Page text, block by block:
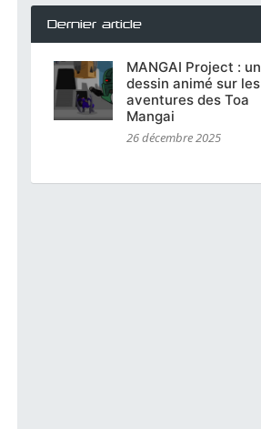
Dernier article
MANGAI Project : un
dessin animé sur les
aventures des Toa
Mangai
26 décembre 2025